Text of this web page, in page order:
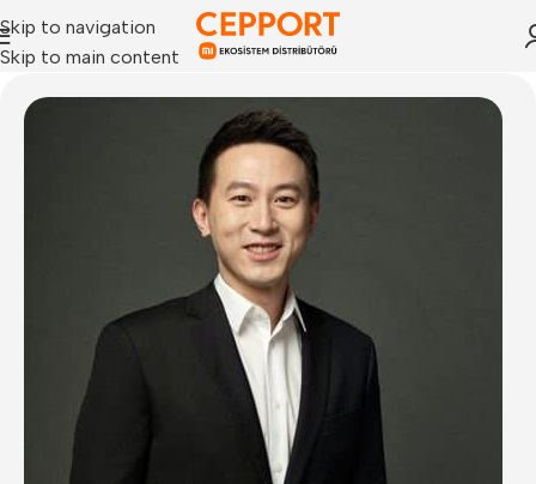
Skip to navigation
Skip to main content